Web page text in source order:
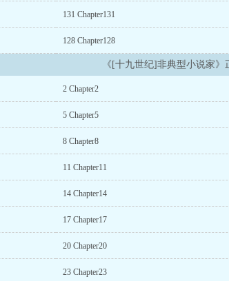
131 Chapter131
128 Chapter128
《[十九世纪]非典型小说家》
2 Chapter2
5 Chapter5
8 Chapter8
11 Chapter11
14 Chapter14
17 Chapter17
20 Chapter20
23 Chapter23